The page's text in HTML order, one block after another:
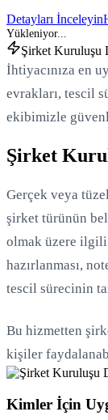
Detayları İnceleyin
Yükleniyor...
Şirket Kuruluşu
İhtiyacınıza en
evrakları, tescil
ekibimizle
Şirket
Gerçek veya
şirket türünün
olmak üzere ilgili
hazırlanması,
tescil sürecinin
Bu hizmetten
kişiler
Kimler İçin